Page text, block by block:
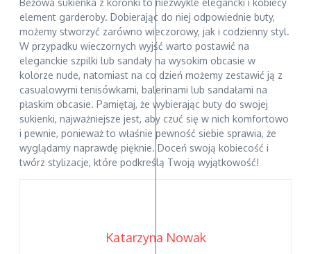
Beżowa sukienka z koronki to niezwykle elegancki i kobiecy
element garderoby. Dobierając do niej odpowiednie buty,
możemy stworzyć zarówno wieczorowy, jak i codzienny styl.
W przypadku wieczornych wyjść warto postawić na
eleganckie szpilki lub sandały na wysokim obcasie w
kolorze nude, natomiast na co dzień możemy zestawić ją z
casualowymi tenisówkami, balerinami lub sandałami na
płaskim obcasie. Pamiętaj, że wybierając buty do swojej
sukienki, najważniejsze jest, aby czuć się w nich komfortowo
i pewnie, ponieważ to właśnie pewność siebie sprawia, że
wyglądamy naprawdę pięknie. Doceń swoją kobiecość i
twórz stylizacje, które podkreślą Twoją wyjątkowość!
Katarzyna Nowak